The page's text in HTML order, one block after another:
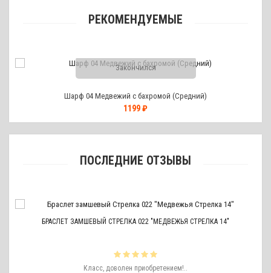
РЕКОМЕНДУЕМЫЕ
Закончился
Шарф 04 Медвежий с бахромой (Средний)
1199 ₽
ПОСЛЕДНИЕ ОТЗЫВЫ
БРАСЛЕТ ЗАМШЕВЫЙ СТРЕЛКА 022 "МЕДВЕЖЬЯ СТРЕЛКА 14"
Класс, доволен приобретением!..